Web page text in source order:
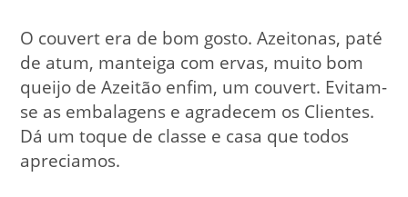
O couvert era de bom gosto. Azeitonas, paté
de atum, manteiga com ervas, muito bom
queijo de Azeitão enfim, um couvert. Evitam-
se as embalagens e agradecem os Clientes.
Dá um toque de classe e casa que todos
apreciamos.